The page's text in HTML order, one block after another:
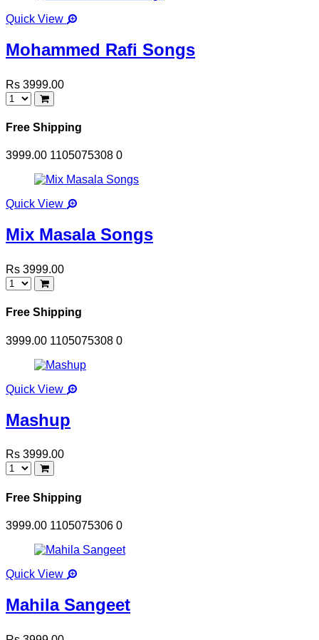
Quick View
Mohammed Rafi Songs
Rs 3999.00
Free Shipping
3999.00 1105075308 0
Quick View
Mix Masala Songs
Rs 3999.00
Free Shipping
3999.00 1105075308 0
Quick View
Mashup
Rs 3999.00
Free Shipping
3999.00 1105075306 0
Quick View
Mahila Sangeet